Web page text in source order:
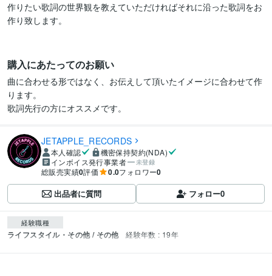
作りたい歌詞の世界観を教えていただければそれに沿った歌詞をお
作り致します。
購入にあたってのお願い
曲に合わせる形ではなく、お伝えして頂いたイメージに合わせて作
ります。
歌詞先行の方にオススメです。
JETAPPLE_RECORDS
本人確認
機密保持契約(NDA)
インボイス発行事業者
未登録
総販売実績0評価 0.0フォロワー0
出品者に質問 フォロー0
経験職種
ライフスタイル・その他 / その他 経験年数 : 19年